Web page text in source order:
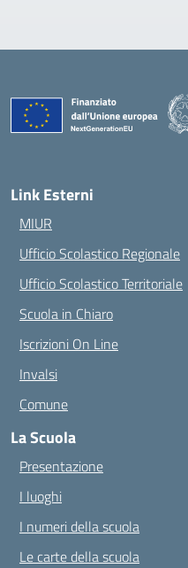
Link Esterni
MIUR
Ufficio Scolastico Regionale
Ufficio Scolastico Territoriale
Scuola in Chiaro
Iscrizioni On Line
Invalsi
Comune
La Scuola
Presentazione
I luoghi
I numeri della scuola
Le carte della scuola